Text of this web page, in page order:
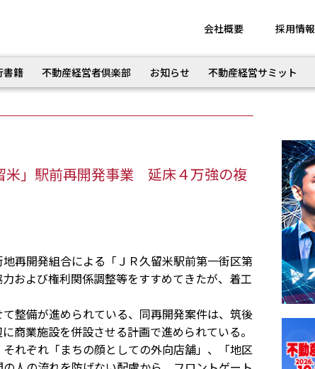
会社概要 採用情報
書籍 不動産経営者倶楽部 お知らせ 不動産経営サミット
」駅前再開発事業 延床４万強の複
再開発組合による「ＪＲ久留米駅前第一街区第
および権利関係調整等をすすめてきたが、着工
整備が進められている、同再開発案件は、筑後
商業施設を併設させる計画で進められている。
れぞれ「まちの顔としての外向店舗」、「地区